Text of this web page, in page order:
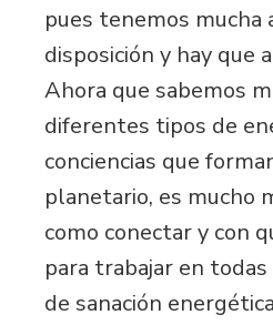
pues tenemos mucha
disposición y hay que
Ahora que sabemos
diferentes tipos de
conciencias que
planetario, es mucho
como conectar y con
para trabajar en
de sanación